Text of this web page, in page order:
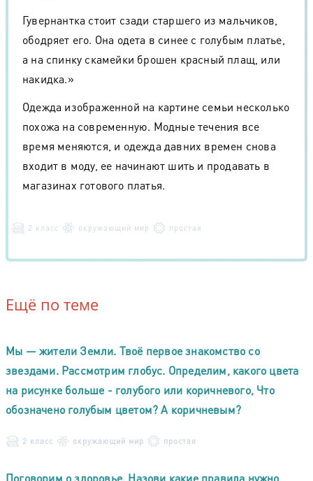
Гувернантка стоит сзади старшего из мальчиков,
ободряет его. Она одета в синее с голубым платье,
а на спинку скамейки брошен красный плащ, или
накидка.»
Одежда изображенной на картине семьи несколько
похожа на современную. Модные течения все
время меняются, и одежда давних времен снова
входит в моду, ее начинают шить и продавать в
магазинах готового платья.
2 класс окружающий мир простая
Ещё по теме
Мы — жители Земли. Твоё первое знакомство со
звездами. Рассмотрим глобус. Определим, какого цвета
на рисунке больше - голубого или коричневого, Что
обозначено голубым цветом? А коричневым?
2 класс окружающий мир простая
Поговорим о здоровье. Назови какие правила нужно